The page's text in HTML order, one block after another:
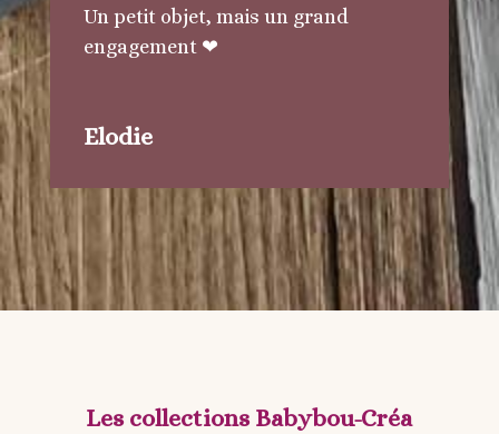
Un petit objet, mais un grand
engagement ❤
Elodie
Les collections Babybou-Créa